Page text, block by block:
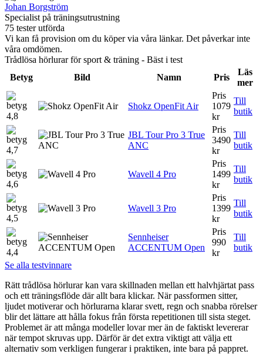
Johan Borgström
Specialist på träningsutrustning
75 tester utförda
Vi kan få provision om du köper via våra länkar. Det påverkar inte
våra omdömen.
Trådlösa hörlurar för sport & träning - Bäst i test
Betyg
Bild Namn Pris
Läs
mer
4,8
Shokz OpenFit Air
Pris
1079
kr
Till
butik
4,7
JBL Tour Pro 3 True
ANC
Pris
3490
kr
Till
butik
4,6
Wavell 4 Pro
Pris
1499
kr
Till
butik
4,5
Wavell 3 Pro
Pris
1399
kr
Till
butik
4,4
Sennheiser
ACCENTUM Open
Pris
990
kr
Till
butik
Se alla testvinnare
Rätt trådlösa hörlurar kan vara skillnaden mellan ett halvhjärtat pass
och ett träningsflöde där allt bara klickar. När passformen sitter,
ljudet motiverar och hörlurarna klarar svett, regn och snabba rörelser
blir det lättare att hålla fokus från första repetitionen till sista steget.
Problemet är att många modeller lovar mer än de faktiskt levererar
när tempot skruvas upp. Därför är det extra viktigt att välja ett
alternativ som verkligen fungerar i praktiken, inte bara på pappret.